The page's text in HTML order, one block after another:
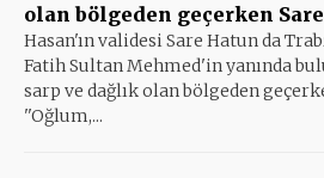
olan bölgeden geçerken
Hasan'ın validesi Sare Hatun da
Fatih Sultan Mehmed'in yanında
sarp ve dağlık olan bölgeden
''Oğlum,...